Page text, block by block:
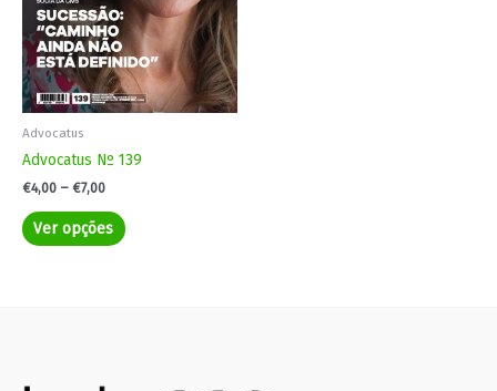
Advocatus
Advocatus Nº 139
€4,00 – €7,00
Ver opções
may
be
chosen
on
the
page